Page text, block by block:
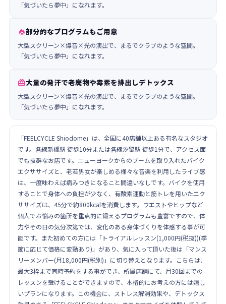
「気づいたら夢中」になれます。
部分的なプログラムもご用意
大型スクリーン×爆音×光の演出で、まるでクラブのような空間。
「気づいたら夢中」になれます。
大量の発汗で老廃物や毒素を排出しデトックス
大型スクリーン×爆音×光の演出で、まるでクラブのような空間。
「気づいたら夢中」になれます。
「FEELCYCLE Shiodome」は、全国に40店舗以上ある有名なスタジオ
です。各線新橋駅 徒歩10分または各線汐留駅 徒歩1分で、アクセス面
でも抜群なお店です。ニューヨークからのブームを取り入れたバイク
エクササイズと、老若男女が楽しめる様々な音楽を利用したライブ感
は、一度味わえば病みつきになること間違いなしです。バイクを使用
することで身体への負担が少なく、有酸素運動と筋トレを用いたエク
ササイズは、45分で約800kcalを消費します。ウエストやヒップなど
個人でお悩みの箇所を重点的に鍛えるプログラムも豊富ですので、体
力やその日の気分次第では、変化のある身体づくりを体感する事が可
能です。また初めての方には「トライアルレッスン(1,000円(税抜))(季
節に応じて価格に変動あり)」があり、気に入って頂いた後は「マンス
リーメンバー(月18,000円(税別)」に切り替えとなります。こちらは、
最大3枠まで同時予約をする事ができ、所属店舗にて、月30回までの
レッスンを受けることができますので、本格的にお考えの方には嬉し
いプランになります。この機会に、ストレス解消効果や、デトックス